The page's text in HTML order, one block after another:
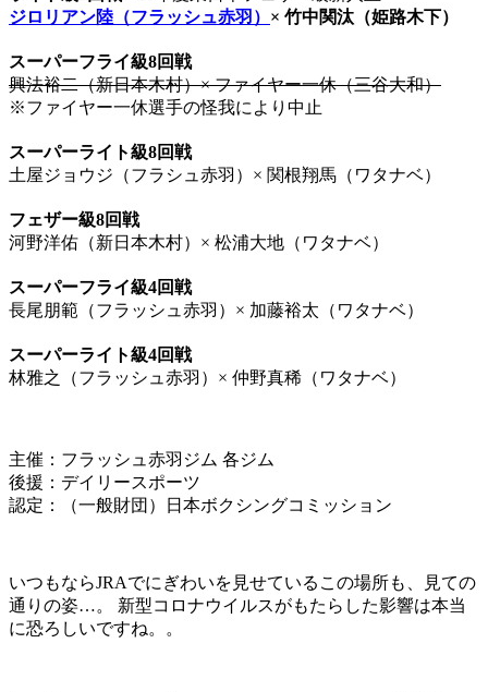
ジロリアン陸（フラッシュ赤羽） × 竹中関汰（姫路木下）
スーパーフライ級8回戦
興法裕二（新日本木村）× ファイヤー一休（三谷大和）
※ファイヤー一休選手の怪我により中止
スーパーライト級8回戦
土屋ジョウジ（フラシュ赤羽）× 関根翔馬（ワタナベ）
フェザー級8回戦
河野洋佑（新日本木村）× 松浦大地（ワタナベ）
スーパーフライ級4回戦
長尾朋範（フラッシュ赤羽）× 加藤裕太（ワタナベ）
スーパーライト級4回戦
林雅之（フラッシュ赤羽）× 仲野真稀（ワタナベ）
主催：フラッシュ赤羽ジム 各ジム
後援：デイリースポーツ
認定：（一般財団）日本ボクシングコミッション
いつもならJRAでにぎわいを見せているこの場所も、見ての
通りの姿…。 新型コロナウイルスがもたらした影響は本当
に恐ろしいですね。。